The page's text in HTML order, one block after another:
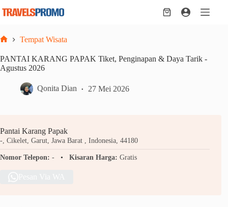
Shopping
Tempat Wisata
PANTAI KARANG PAPAK Tiket, Penginapan & Daya Tarik -
Agustus 2026
Qonita Dian 27 Mei 2026
Pantai Karang Papak
-, Cikelet, Garut, Jawa Barat , Indonesia, 44180
Nomor Telepon: - Kisaran Harga: Gratis